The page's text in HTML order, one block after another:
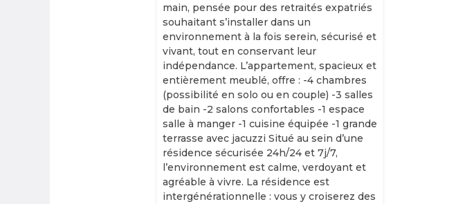
main, pensée pour des retraités expatriés
souhaitant s’installer dans un
environnement à la fois serein, sécurisé et
vivant, tout en conservant leur
indépendance. L’appartement, spacieux et
entièrement meublé, offre : -4 chambres
(possibilité en solo ou en couple) -3 salles
de bain -2 salons confortables -1 espace
salle à manger -1 cuisine équipée -1 grande
terrasse avec jacuzzi Situé au sein d’une
résidence sécurisée 24h/24 et 7j/7,
l’environnement est calme, verdoyant et
agréable à vivre. La résidence est
intergénérationnelle : vous y croiserez des